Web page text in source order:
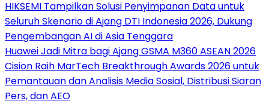
HIKSEMI Tampilkan Solusi Penyimpanan Data untuk
Seluruh Skenario di Ajang DTI Indonesia 2026, Dukung
Pengembangan AI di Asia Tenggara
Huawei Jadi Mitra bagi Ajang GSMA M360 ASEAN 2026
Cision Raih MarTech Breakthrough Awards 2026 untuk
Pemantauan dan Analisis Media Sosial, Distribusi Siaran
Pers, dan AEO